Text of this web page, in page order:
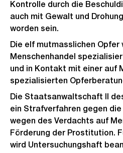
Kontrolle durch die
auch mit Gewalt und
worden sein.
Die elf mutmasslichen Opfer
Menschenhandel
und in Kontakt mit einer auf
spezialisierten
Die Staatsanwaltschaft II
ein Strafverfahren gegen
wegen des Verdachts auf
Förderung der Prostitution.
wird Untersuchungshaft